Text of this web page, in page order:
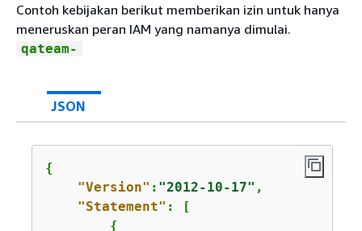
Contoh kebijakan berikut memberikan izin untuk hanya
meneruskan peran IAM yang namanya dimulai.
qateam-
JSON
{
"Version" : "2012-10-17" ,
"Statement" : [
{